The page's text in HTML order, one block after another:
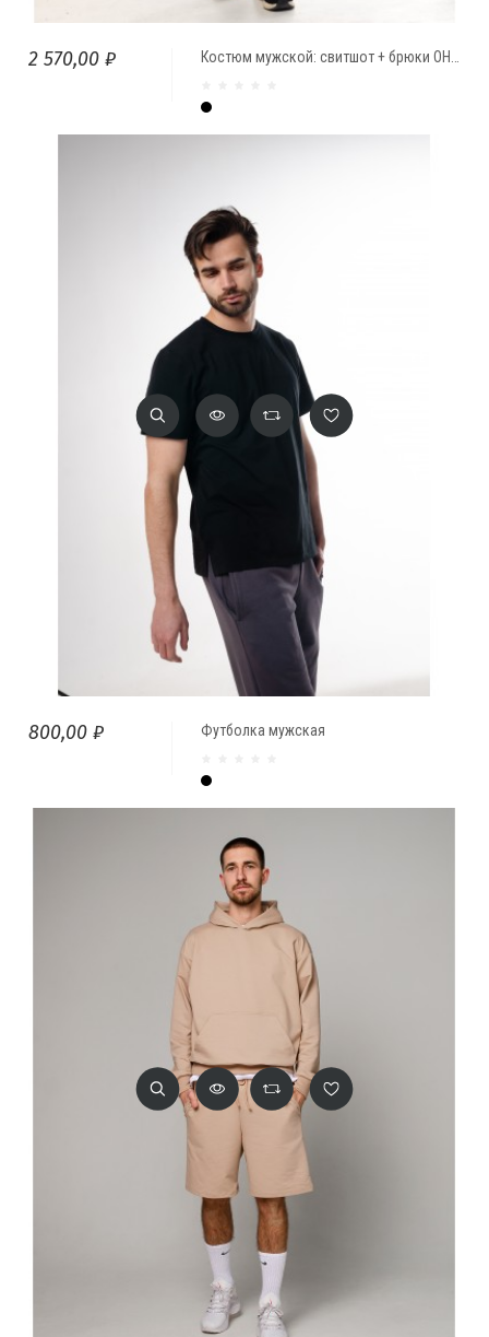
2 570,00 ₽
Чёрный
Футболка мужская
800,00 ₽
Чёрный